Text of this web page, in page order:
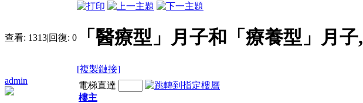
查看: 1313|回復: 0 「醫療型」月子和「療養型」月
[複製鏈接]
admin
電梯直達
樓主